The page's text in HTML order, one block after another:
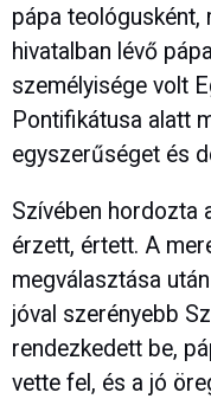
pápa teológusként,
hivatalban lévő
személyisége volt
Pontifikátusa alatt
egyszerűséget és
Szívében hordozta
érzett, értett. A
megválasztása
jóval szerényebb
rendezkedett be,
vette fel, és a jó